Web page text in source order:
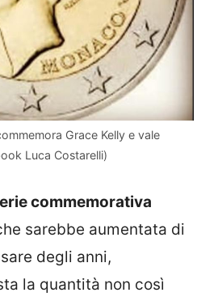
Grace Kelly e vale
Luca Costarelli)
commemorativa
sarebbe aumentata di
degli anni,
la quantità non così